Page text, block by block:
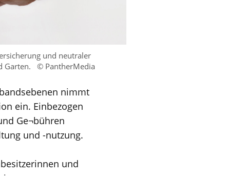
und neutraler
Garten. © PantherMedia
nimmt
ein. Einbezogen
Ge¬bühren
und -nutzung.
und